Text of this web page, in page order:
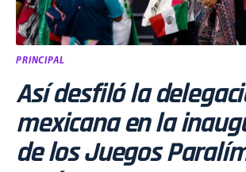
PRINCIPAL
Así desfiló la
mexicana en la
de los Juegos